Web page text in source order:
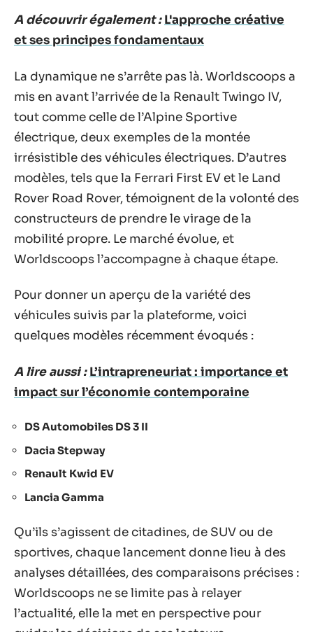
A découvrir également : L'approche créative
et ses principes fondamentaux
La dynamique ne s’arrête pas là. Worldscoops a
mis en avant l’arrivée de la Renault Twingo IV,
tout comme celle de l’Alpine Sportive
électrique, deux exemples de la montée
irrésistible des véhicules électriques. D’autres
modèles, tels que la Ferrari First EV et le Land
Rover Road Rover, témoignent de la volonté des
constructeurs de prendre le virage de la
mobilité propre. Le marché évolue, et
Worldscoops l’accompagne à chaque étape.
Pour donner un aperçu de la variété des
véhicules suivis par la plateforme, voici
quelques modèles récemment évoqués :
A lire aussi : L’intrapreneuriat : importance et
impact sur l’économie contemporaine
DS Automobiles DS 3 II
Dacia Stepway
Renault Kwid EV
Lancia Gamma
Qu’ils s’agissent de citadines, de SUV ou de
sportives, chaque lancement donne lieu à des
analyses détaillées, des comparaisons précises :
Worldscoops ne se limite pas à relayer
l’actualité, elle la met en perspective pour